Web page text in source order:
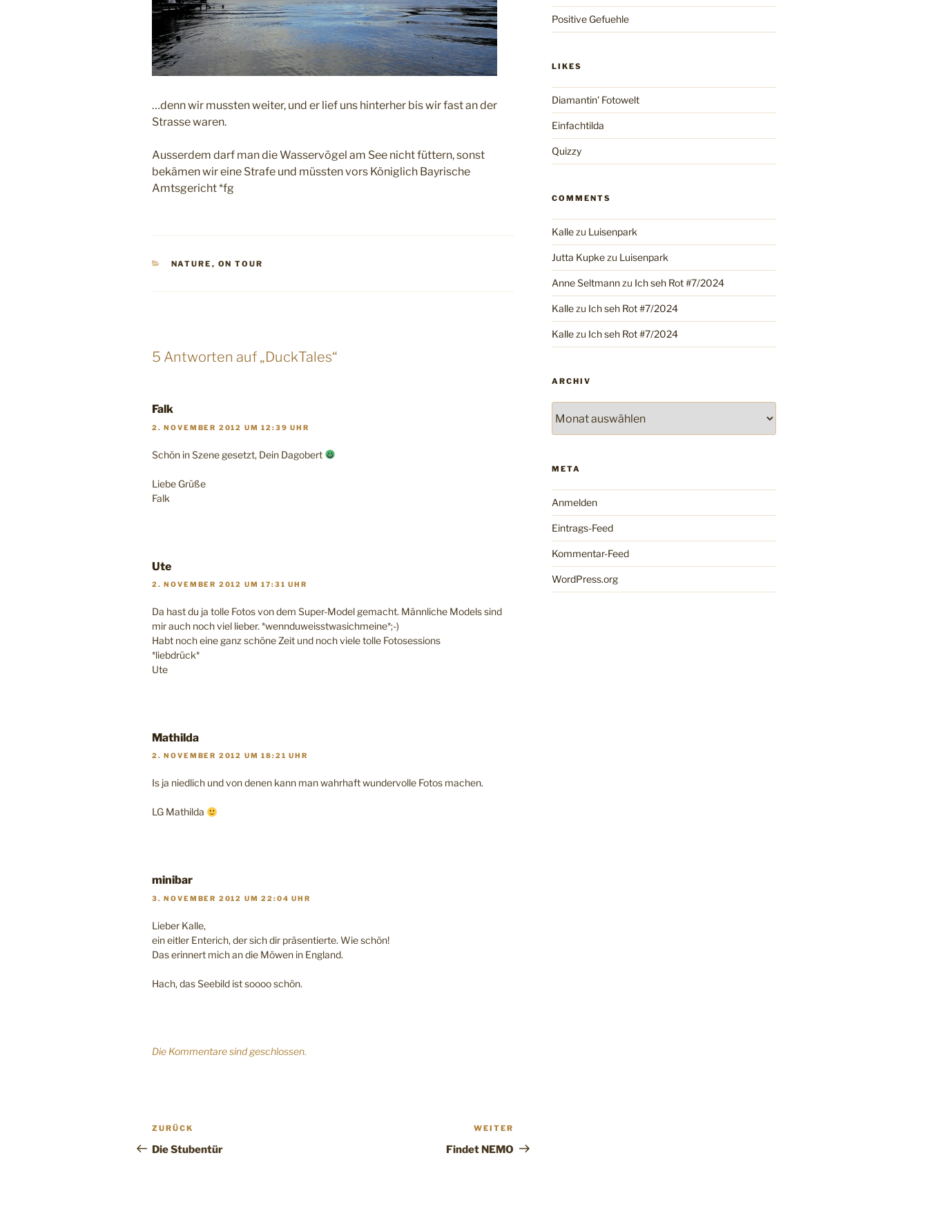
…denn wir mussten weiter, und er lief uns hinterher bis wir fast an der
Strasse waren.
Ausserdem darf man die Wasservögel am See nicht füttern, sonst
bekämen wir eine Strafe und müssten vors Königlich Bayrische
Amtsgericht *fg
KATEGORIEN
NATURE , ON TOUR
5 Antworten auf „DuckTales“
Falk
2. NOVEMBER 2012 UM 12:39 UHR
Schön in Szene gesetzt, Dein Dagobert
Liebe Grüße
Falk
Ute
2. NOVEMBER 2012 UM 17:31 UHR
Da hast du ja tolle Fotos von dem Super-Model gemacht. Männliche Models sind
mir auch noch viel lieber. *wennduweisstwasichmeine*;-)
Habt noch eine ganz schöne Zeit und noch viele tolle Fotosessions
*liebdrück*
Ute
Mathilda
2. NOVEMBER 2012 UM 18:21 UHR
Is ja niedlich und von denen kann man wahrhaft wundervolle Fotos machen.
LG Mathilda
minibar
3. NOVEMBER 2012 UM 22:04 UHR
Lieber Kalle,
ein eitler Enterich, der sich dir präsentierte. Wie schön!
Das erinnert mich an die Möwen in England.
Hach, das Seebild ist soooo schön.
Die Kommentare sind geschlossen.
Beitragsnavigation
Vorheriger
Beitrag
ZURÜCK
Die Stubentür
Beitrag
WEITER
Findet NEMO
Positive Gefuehle
LIKES
Diamantin' Fotowelt
Einfachtilda
Quizzy
COMMENTS
Kallezu Luisenpark
Jutta Kupkezu Luisenpark
Anne Seltmannzu Ich seh Rot #7/2024
Kallezu Ich seh Rot #7/2024
Kallezu Ich seh Rot #7/2024
ARCHIV
META
Anmelden
Eintrags-Feed
Kommentar-Feed
WordPress.org